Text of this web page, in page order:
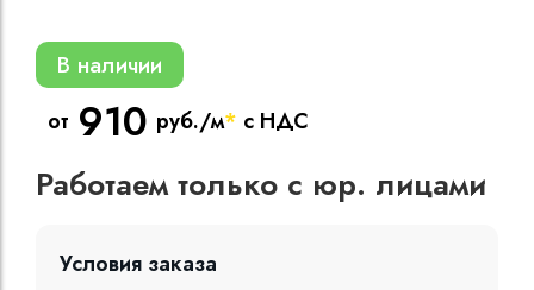
В наличии
от 910 руб./м* с НДС
Работаем только с юр. лицами
Условия заказа